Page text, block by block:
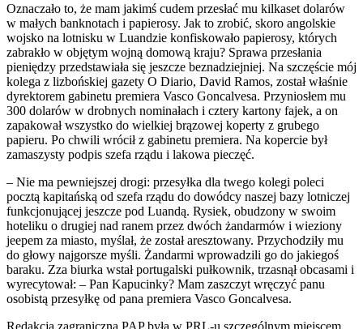
Oznaczało to, że mam jakimś cudem przesłać mu kilkaset dolarów
w małych banknotach i papierosy. Jak to zrobić, skoro angolskie
wojsko na lotnisku w Luandzie konfiskowało papierosy, których
zabrakło w objętym wojną domową kraju? Sprawa przesłania
pieniędzy przedstawiała się jeszcze beznadziejniej. Na szczęście mój
kolega z lizbońskiej gazety O Diario, David Ramos, został właśnie
dyrektorem gabinetu premiera Vasco Goncalvesa. Przyniosłem mu
300 dolarów w drobnych nominałach i cztery kartony fajek, a on
zapakował wszystko do wielkiej brązowej koperty z grubego
papieru. Po chwili wrócił z gabinetu premiera. Na kopercie był
zamaszysty podpis szefa rządu i lakowa pieczęć.
– Nie ma pewniejszej drogi: przesyłka dla twego kolegi poleci
pocztą kapitańską od szefa rządu do dowódcy naszej bazy lotniczej
funkcjonującej jeszcze pod Luandą. Rysiek, obudzony w swoim
hoteliku o drugiej nad ranem przez dwóch żandarmów i wieziony
jeepem za miasto, myślał, że został aresztowany. Przychodziły mu
do głowy najgorsze myśli. Żandarmi wprowadzili go do jakiegoś
baraku. Zza biurka wstał portugalski pułkownik, trzasnął obcasami i
wyrecytował: – Pan Kapucinky? Mam zaszczyt wręczyć panu
osobistą przesyłkę od pana premiera Vasco Goncalvesa.
Redakcja zagraniczna PAP była w PRL-u szczególnym miejscem,